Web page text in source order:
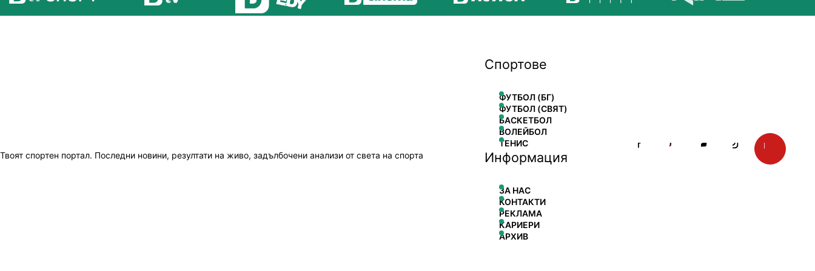
Твоят спортен портал. Последни новини, резултати на живо, задълбочени анализи от света на спорта
Спортове
ФУТБОЛ (БГ)
ФУТБОЛ (СВЯТ)
БАСКЕТБОЛ
ВОЛЕЙБОЛ
ТЕНИС
Информация
ЗА НАС
КОНТАКТИ
РЕКЛАМА
КАРИЕРИ
АРХИВ